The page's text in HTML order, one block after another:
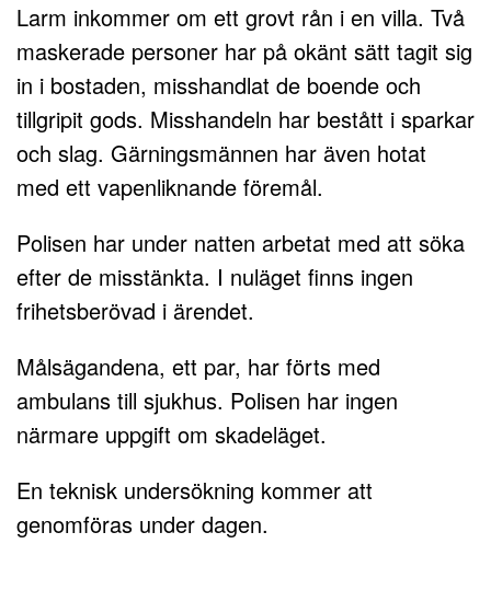
Larm inkommer om ett grovt rån i en villa. Två
maskerade personer har på okänt sätt tagit sig
in i bostaden, misshandlat de boende och
tillgripit gods. Misshandeln har bestått i sparkar
och slag. Gärningsmännen har även hotat
med ett vapenliknande föremål.
Polisen har under natten arbetat med att söka
efter de misstänkta. I nuläget finns ingen
frihetsberövad i ärendet.
Målsägandena, ett par, har förts med
ambulans till sjukhus. Polisen har ingen
närmare uppgift om skadeläget.
En teknisk undersökning kommer att
genomföras under dagen.